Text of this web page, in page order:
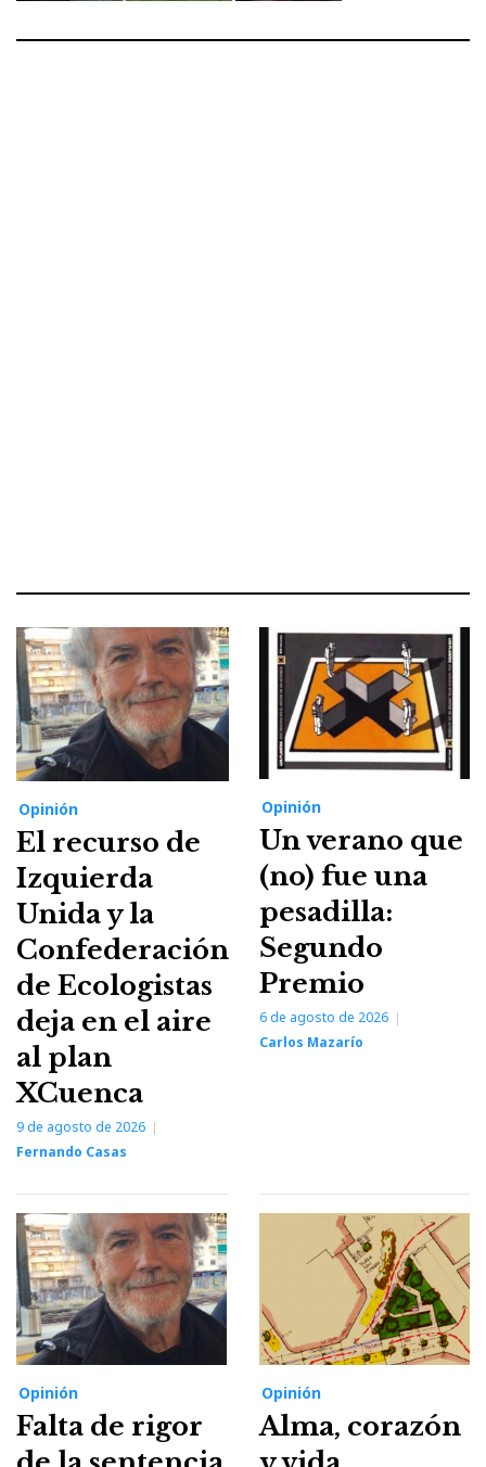
Opinión
El recurso de
Izquierda
Unida y la
Confederación
de Ecologistas
deja en el aire
al plan
XCuenca
9 de agosto de 2026
Fernando Casas
Opinión
Un verano que
(no) fue una
pesadilla:
Segundo
Premio
6 de agosto de 2026
Carlos Mazarío
Opinión
Falta de rigor
Opinión
Alma, corazón